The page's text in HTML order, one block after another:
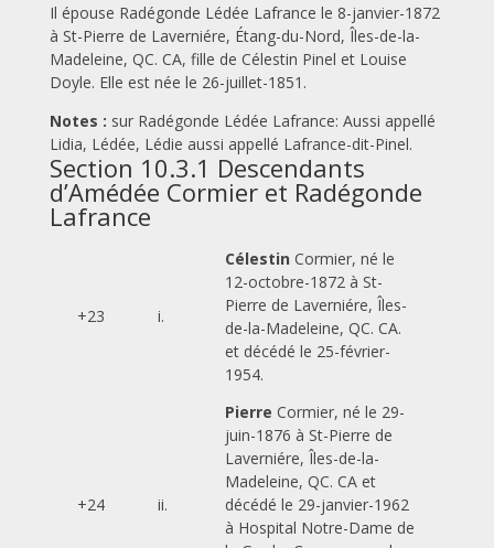
Il épouse Radégonde Lédée Lafrance le 8-janvier-1872
à St-Pierre de Laverniére, Étang-du-Nord, Îles-de-la-
Madeleine, QC. CA, fille de Célestin Pinel et Louise
Doyle. Elle est née le 26-juillet-1851.
Notes : sur Radégonde Lédée Lafrance: Aussi appellé
Lidia, Lédée, Lédie aussi appellé Lafrance-dit-Pinel.
Section 10.3.1 Descendants
d’Amédée Cormier et Radégonde
Lafrance
+23 i.
Célestin Cormier, né le
12-octobre-1872 à St-
Pierre de Laverniére, Îles-
de-la-Madeleine, QC. CA.
et décédé le 25-février-
1954.
+24 ii.
Pierre Cormier, né le 29-
juin-1876 à St-Pierre de
Laverniére, Îles-de-la-
Madeleine, QC. CA et
décédé le 29-janvier-1962
à Hospital Notre-Dame de